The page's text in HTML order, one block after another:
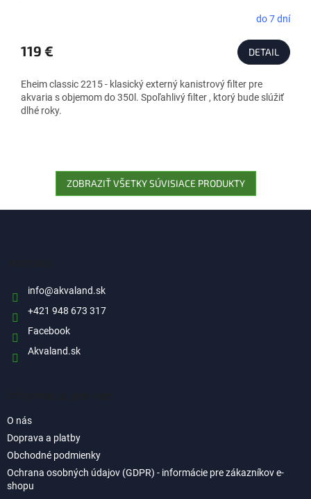
do 7 dní
119 € DETAIL
Eheim classic 2215 - klasický externý kanistrový filter pre
akvaria s objemom do 350l. Spoľahlivý filter , ktorý bude slúžiť
dlhé roky.
ZOBRAZIŤ VŠETKY SÚVISIACE PRODUKTY
info@akvaland.sk
+421 948 673 317
Facebook
Akvaland.sk
O nás
Doprava a platby
Obchodné podmienky
Ochrana osobných údajov (GDPR) - informácie pre zákazníkov e-
shopu